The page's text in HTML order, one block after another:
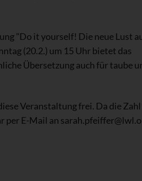
"Do it yourself! Die neue Lust
(20.2.) um 15 Uhr bietet das
Übersetzung auch für taube
Veranstaltung frei. Da die
per E-Mail an